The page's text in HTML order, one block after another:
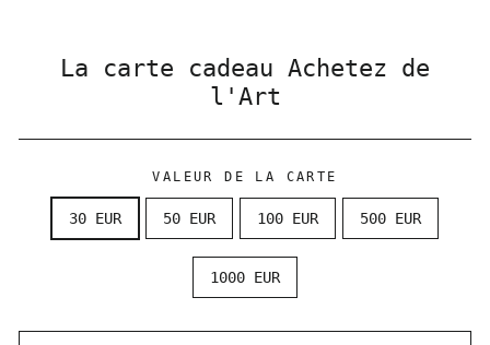
La carte cadeau Achetez de
l'Art
VALEUR DE LA CARTE
30 EUR 50 EUR 100 EUR 500 EUR
1000 EUR